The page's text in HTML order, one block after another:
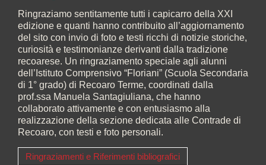
Ringraziamo sentitamente tutti i capicarro della XXI
edizione e quanti hanno contribuito all’aggiornamento
del sito con invio di foto e testi ricchi di notizie storiche,
curiosità e testimonianze derivanti dalla tradizione
recoarese. Un ringraziamento speciale agli alunni
dell’Istituto Comprensivo “Floriani” (Scuola Secondaria
di 1° grado) di Recoaro Terme, coordinati dalla
prof.ssa Manuela Santagiuliana, che hanno
collaborato attivamente e con entusiasmo alla
realizzazione della sezione dedicata alle Contrade di
Recoaro, con testi e foto personali.
Ringraziamenti e Riferimenti bibliografici